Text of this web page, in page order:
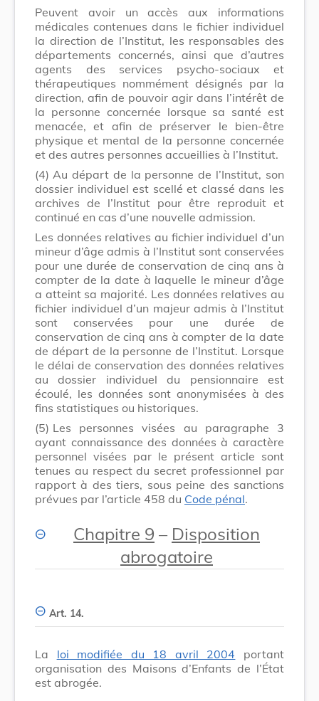
Peuvent avoir un accès aux informations
médicales contenues dans le fichier individuel
la direction de l’Institut, les responsables des
départements concernés, ainsi que d’autres
agents des services psycho-sociaux et
thérapeutiques nommément désignés par la
direction, afin de pouvoir agir dans l’intérêt de
la personne concernée lorsque sa santé est
menacée, et afin de préserver le bien-être
physique et mental de la personne concernée
et des autres personnes accueillies à l’Institut.
(4) Au départ de la personne de l’Institut, son
dossier individuel est scellé et classé dans les
archives de l’Institut pour être reproduit et
continué en cas d’une nouvelle admission.
Les données relatives au fichier individuel d’un
mineur d’âge admis à l’Institut sont conservées
pour une durée de conservation de cinq ans à
compter de la date à laquelle le mineur d’âge
a atteint sa majorité. Les données relatives au
fichier individuel d’un majeur admis à l’Institut
sont conservées pour une durée de
conservation de cinq ans à compter de la date
de départ de la personne de l’Institut. Lorsque
le délai de conservation des données relatives
au dossier individuel du pensionnaire est
écoulé, les données sont anonymisées à des
fins statistiques ou historiques.
(5) Les personnes visées au paragraphe 3
ayant connaissance des données à caractère
personnel visées par le présent article sont
tenues au respect du secret professionnel par
rapport à des tiers, sous peine des sanctions
prévues par l’article 458 du Code pénal.
Chapitre 9 – Disposition
abrogatoire
Art. 14.
La loi modifiée du 18 avril 2004 portant
organisation des Maisons d’Enfants de l’État
est abrogée.